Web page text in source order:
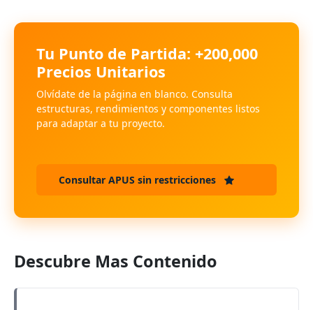
Tu Punto de Partida: +200,000
Precios Unitarios
Olvídate de la página en blanco. Consulta
estructuras, rendimientos y componentes listos
para adaptar a tu proyecto.
Consultar APUS sin restricciones
Descubre Mas Contenido